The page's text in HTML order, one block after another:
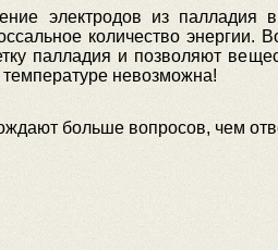
электродов из
количество
палладия и позволяют
температуре невозможна!
больше вопросов, чем